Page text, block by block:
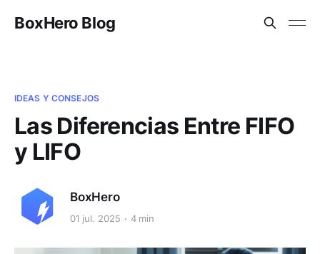
BoxHero Blog
IDEAS Y CONSEJOS
Las Diferencias Entre FIFO
y LIFO
BoxHero
01 jul. 2025 4 min